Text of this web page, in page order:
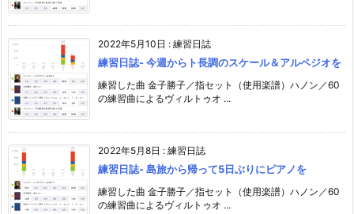
2022年5月10日 : 練習日誌
練習日誌- 今週からト長調のスケール＆アルペジオを
練習した曲 金子勝子／指セット（使用楽譜）ハノン／60
の練習曲によるヴィルトゥオ ...
2022年5月8日 : 練習日誌
練習日誌- 島旅から帰って5日ぶりにピアノを
練習した曲 金子勝子／指セット（使用楽譜）ハノン／60
の練習曲によるヴィルトゥオ ...